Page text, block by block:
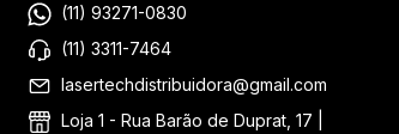
(11) 93271-0830
(11) 3311-7464
lasertechdistribuidora@gmail.com
Loja 1 - Rua Barão de Duprat, 17 |